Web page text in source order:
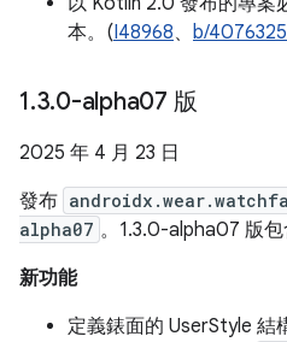
本。(I48968、 b/
1.3.0-alpha07 版
2025 年 4 月 23 日
發布
alpha07 。1.3.0-alpha07 版包
新功能
定義錶面的 UserStyle 結